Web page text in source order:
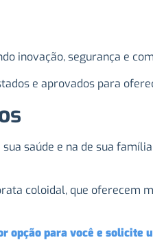
inovação, segurança e
e aprovados para
saúde e na de sua
coloidal, que oferecem
opção para você e solicite